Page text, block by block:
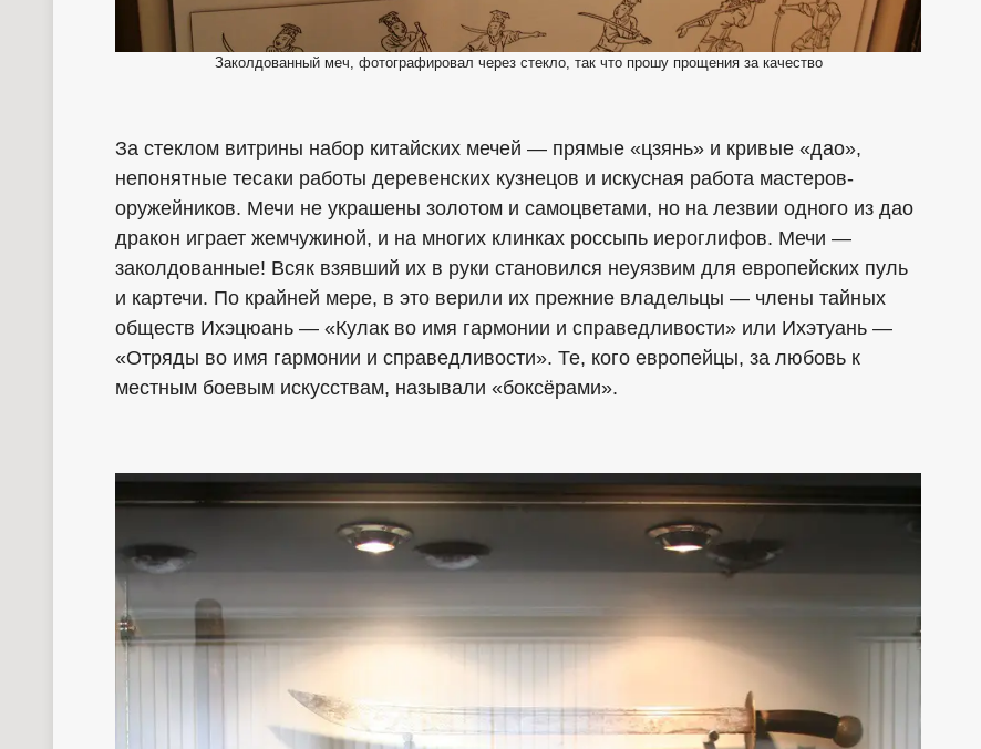
Заколдованный меч, фотографировал через стекло, так что прошу прощения за качество
За стеклом витрины набор китайских мечей — прямые «цзянь» и кривые «дао»,
непонятные тесаки работы деревенских кузнецов и искусная работа мастеров-
оружейников. Мечи не украшены золотом и самоцветами, но на лезвии одного из дао
дракон играет жемчужиной, и на многих клинках россыпь иероглифов. Мечи —
заколдованные! Всяк взявший их в руки становился неуязвим для европейских пуль
и картечи. По крайней мере, в это верили их прежние владельцы — члены тайных
обществ Ихэцюань — «Кулак во имя гармонии и справедливости» или Ихэтуань —
«Отряды во имя гармонии и справедливости». Те, кого европейцы, за любовь к
местным боевым искусствам, называли «боксёрами».